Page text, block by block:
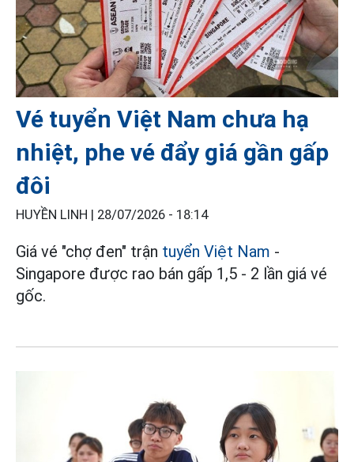
Vé tuyển Việt Nam chưa hạ
nhiệt, phe vé đẩy giá gần gấp
đôi
HUYỀN LINH | 28/07/2026 - 18:14
Giá vé "chợ đen" trận tuyển Việt Nam -
Singapore được rao bán gấp 1,5 - 2 lần giá vé
gốc.